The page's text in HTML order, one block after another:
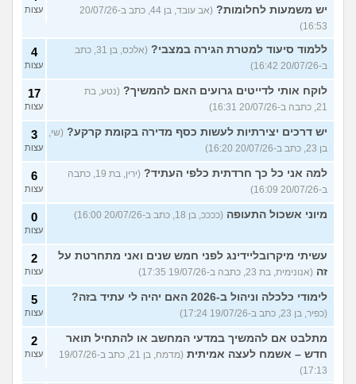
יש משמעות לחלומות?
(אב עובד, בן 44, כתב ב-20/07/26
16:53)
עצות
ללמוד סיעוד למטרת הגירה במצבי?
(אלכס, בן 31, כתב
ב-20/07/26 16:42)
4
עצות
לוקח אותי לדייטים גרועים האם להמשיך? (נטע, בת
21, כתבה ב-20/07/26 16:31)
17
עצות
יש דרכים יצירתיות לעשות כסף מדירה בקומת קרקע? (שי,
בן 23, כתב ב-20/07/26 16:20)
3
עצות
למה אני כל כך חרדתית כלפי העתיד?
(ירין, בת 19, כתבה
ב-20/07/26 16:09)
6
עצות
מיוני אשכול התעופה (ככככ, בן 18, כתב ב-20/07/26 16:00) 0
עצות
עשיתי מיקרובליידינג לפני חמש שנים ואני מתחרטת על
זה (אנונימית, בת 23, כתבה ב-19/07/26 17:35)
2
עצות
לימודי כלכלה וניהול ב-2026 האם יהיה לי עתיד בזה?
(כפיר, בן 23, כתב ב-19/07/26 17:24)
5
עצות
מתלבט אם להמשיך במדעי המחשב או להתחיל תואר
חדש – אשמח לעצה אמיתית
(מדמח, בן 21, כתב ב-19/07/26
17:13)
2
עצות